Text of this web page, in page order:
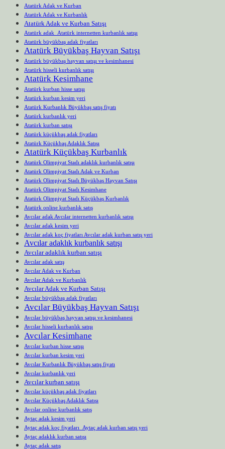
Atatürk Adak ve Kurban
Atatürk Adak ve Kurbanlık
Atatürk Adak ve Kurban Satışı
Atatürk adak Atatürk internetten kurbanlık satışı
Atatürk büyükbaş adak fiyatları
Atatürk Büyükbaş Hayvan Satışı
Atatürk büyükbaş hayvan satışı ve kesimhanesi
Atatürk hisseli kurbanlık satışı
Atatürk Kesimhane
Atatürk kurban hisse satışı
Atatürk kurban kesim yeri
Atatürk Kurbanlık Büyükbaş satış fiyatı
Atatürk kurbanlık yeri
Atatürk kurban satışı
Atatürk küçükbaş adak fiyatları
Atatürk Küçükbaş Adaklık Satışı
Atatürk Küçükbaş Kurbanlık
Atatürk Olimpiyat Stadı adaklık kurbanlık satışı
Atatürk Olimpiyat Stadı Adak ve Kurban
Atatürk Olimpiyat Stadı Büyükbaş Hayvan Satışı
Atatürk Olimpiyat Stadı Kesimhane
Atatürk Olimpiyat Stadı Küçükbaş Kurbanlık
Atatürk online kurbanlık satış
Avcılar adak Avcılar internetten kurbanlık satışı
Avcılar adak kesim yeri
Avcılar adak koç fiyatları Avcılar adak kurban satış yeri
Avcılar adaklık kurbanlık satışı
Avcılar adaklık kurban satışı
Avcılar adak satış
Avcılar Adak ve Kurban
Avcılar Adak ve Kurbanlık
Avcılar Adak ve Kurban Satışı
Avcılar büyükbaş adak fiyatları
Avcılar Büyükbaş Hayvan Satışı
Avcılar büyükbaş hayvan satışı ve kesimhanesi
Avcılar hisseli kurbanlık satışı
Avcılar Kesimhane
Avcılar kurban hisse satışı
Avcılar kurban kesim yeri
Avcılar Kurbanlık Büyükbaş satış fiyatı
Avcılar kurbanlık yeri
Avcılar kurban satışı
Avcılar küçükbaş adak fiyatları
Avcılar Küçükbaş Adaklık Satışı
Avcılar online kurbanlık satış
Aytaç adak kesim yeri
Aytaç adak koç fiyatları Aytaç adak kurban satış yeri
Aytaç adaklık kurban satışı
Aytaç adak satış